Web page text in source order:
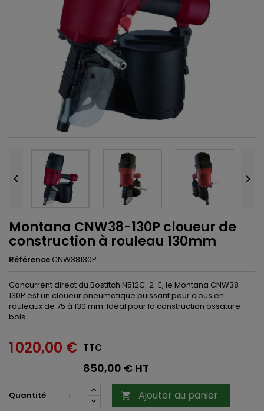
 
Montana CNW38-130P cloueur de
construction à rouleau 130mm
Référence CNW38130P
Concurrent direct du Bostitch N512C-2-E, le Montana CNW38-
130P est un cloueur pneumatique puissant pour clous en
rouleaux de 75 à 130 mm. Idéal pour la construction ossature
bois.
1 020,00 € TTC
850,00 € HT
Quantité  Ajouter au panier